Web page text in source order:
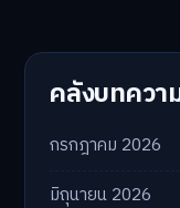
คลังบทควา
กรกฎาคม 2026
มิถุนายน 2026